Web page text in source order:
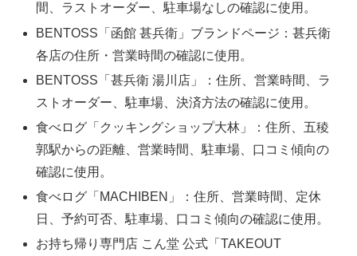
間、ラストオーダー、駐車場なしの確認に使用。
BENTOSS「函館 甚兵衛」ブランドページ：甚兵衛
各店の住所・営業時間の確認に使用。
BENTOSS「甚兵衛 湯川店」：住所、営業時間、ラ
ストオーダー、駐車場、決済方法の確認に使用。
食べログ「クッキングショップ大林」：住所、五稜
郭駅からの距離、営業時間、駐車場、口コミ傾向の
確認に使用。
食べログ「MACHIBEN」：住所、営業時間、定休
日、予約可否、駐車場、口コミ傾向の確認に使用。
お持ち帰り専門店 こん堂 公式「TAKEOUT